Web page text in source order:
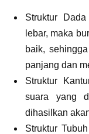
Struktur
lebar, maka
baik,
panjang dan
Struktur
suara yang
dihasilkan
Struktur